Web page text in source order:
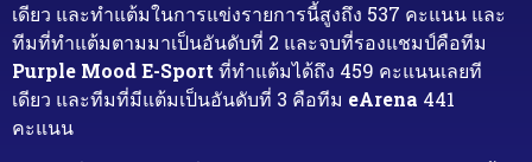
เดียว และทำแต้มในการแข่งรายการนี้สูงถึง 537 คะแนน และ
ทีมที่ทำแต้มตามมาเป็นอันดับที่ 2 และจบที่รองแชมป์คือทีม
Purple Mood E-Sportที่ทำแต้มได้ถึง 459 คะแนนเลยที
เดียว และทีมที่มีแต้มเป็นอันดับที่ 3 คือทีม eArena 441
คะแนน